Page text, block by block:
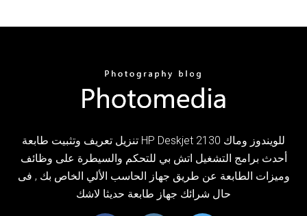
تنزيل تعريف وتثبيت طابعة HP Deskjet 2130 للويندوز وماك
أحدث برامج التشغيل اتش بي للتحكم والسيطرة على وظائف
وميزات الطابعة عن طريق جهاز الحاسب الألي الخاص بك , فى
حال شرائك جهاز طابعة حديثا لاشك